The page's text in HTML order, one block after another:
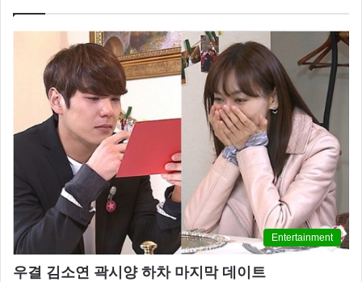
Entertainment
우결 김소연 곽시양 하차 마지막 데이트